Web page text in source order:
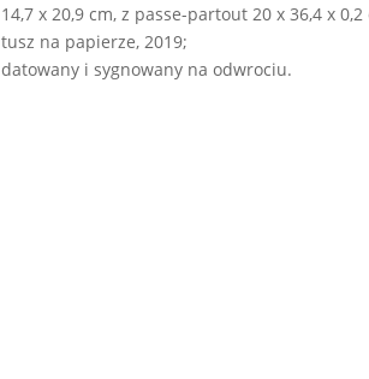
14,7 x 20,9 cm, z passe-partout 20 x 36,4 x 0,2
tusz na papierze, 2019;
datowany i sygnowany na odwrociu.